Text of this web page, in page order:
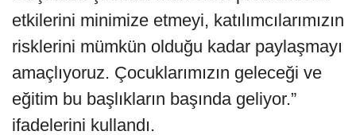
etkilerini minimize etmeyi, katılımcılarımızın
risklerini mümkün olduğu kadar paylaşmayı
amaçlıyoruz. Çocuklarımızın geleceği ve
eğitim bu başlıkların başında geliyor.”
ifadelerini kullandı.